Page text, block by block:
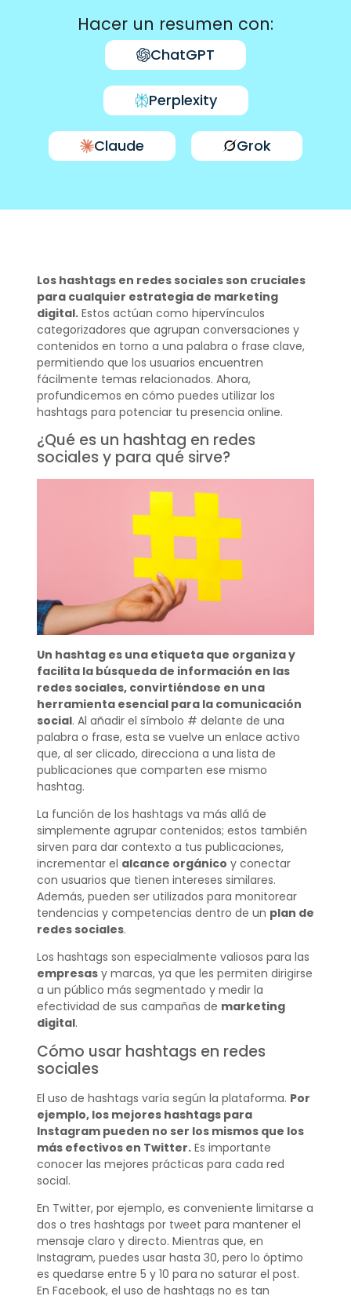
Hacer un resumen con:
ChatGPT
Perplexity
Claude Grok
Los hashtags en redes sociales son cruciales
para cualquier estrategia de marketing
digital.Estos actúan como hipervínculos
categorizadores que agrupan conversaciones y
contenidos en torno a una palabra o frase clave,
permitiendo que los usuarios encuentren
fácilmente temas relacionados. Ahora,
profundicemos en cómo puedes utilizar los
hashtags para potenciar tu presencia online.
¿Qué es un hashtag en redes
sociales y para qué sirve?
Un hashtag es una etiqueta que organiza y
facilita la búsqueda de información en las
redes sociales, convirtiéndose en una
herramienta esencial para la comunicación
social. Al añadir el símbolo # delante de una
palabra o frase, esta se vuelve un enlace activo
que, al ser clicado, direcciona a una lista de
publicaciones que comparten ese mismo
hashtag.
La función de los hashtags va más allá de
simplemente agrupar contenidos; estos también
sirven para dar contexto a tus publicaciones,
incrementar el alcance orgánico y conectar
con usuarios que tienen intereses similares.
Además, pueden ser utilizados para monitorear
tendencias y competencias dentro de un plan de
redes sociales.
Los hashtags son especialmente valiosos para las
empresasy marcas, ya que les permiten dirigirse
a un público más segmentado y medir la
efectividad de sus campañas de marketing
digital.
Cómo usar hashtags en redes
sociales
El uso de hashtags varía según la plataforma. Por
ejemplo, los mejores hashtags para
Instagram pueden no ser los mismos que los
más efectivos en Twitter.Es importante
conocer las mejores prácticas para cada red
social.
En Twitter, por ejemplo, es conveniente limitarse a
dos o tres hashtags por tweet para mantener el
mensaje claro y directo. Mientras que, en
Instagram, puedes usar hasta 30, pero lo óptimo
es quedarse entre 5 y 10 para no saturar el post.
En Facebook, el uso de hashtags no es tan